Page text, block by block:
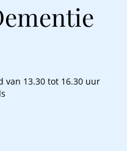
van 13.30 tot 16.30 uur